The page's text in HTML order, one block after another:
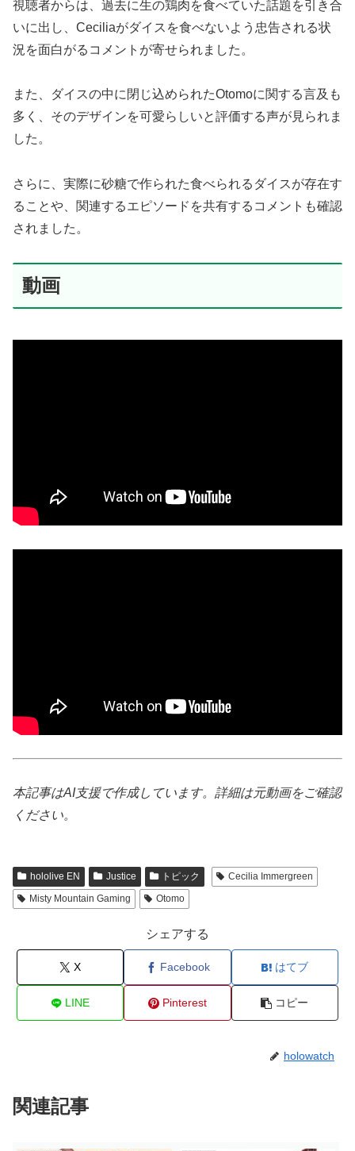
視聴者からは、過去に生の鶏肉を食べていた話題を引き合
いに出し、Ceciliaがダイスを食べないよう忠告される状
況を面白がるコメントが寄せられました。
また、ダイスの中に閉じ込められたOtomoに関する言及も
多く、そのデザインを可愛らしいと評価する声が見られま
した。
さらに、実際に砂糖で作られた食べられるダイスが存在す
ることや、関連するエピソードを共有するコメントも確認
されました。
動画
本記事はAI支援で作成しています。詳細は元動画をご確認
ください。
hololive EN Justice トピック
Cecilia Immergreen
Misty Mountain Gaming
Otomo
シェアする
X Facebook はてブ
LINE Pinterest コピー
holowatch
関連記事